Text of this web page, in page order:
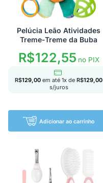
Pelúcia Leão Atividades
Treme-Treme da Buba
R$122,55no PIX
R$129,00 em até 1x de R$129,00
s/juros
Adicionar ao carrinho